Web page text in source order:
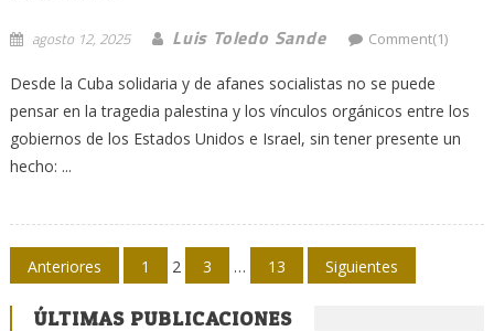
agosto 12, 2025 Luis Toledo Sande Comment(1)
Desde la Cuba solidaria y de afanes socialistas no se puede
pensar en la tragedia palestina y los vínculos orgánicos entre los
gobiernos de los Estados Unidos e Israel, sin tener presente un
hecho: ...
Navegación
de
Anteriores 1 2 3 … 13 Siguientes
ÚLTIMAS PUBLICACIONES